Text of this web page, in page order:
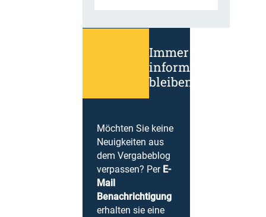
Immer
informiert
bleiben!
Möchten Sie keine
Neuigkeiten aus
dem Vergabeblog
verpassen? Per E-
Mail
Benachrichtigung
erhalten sie eine